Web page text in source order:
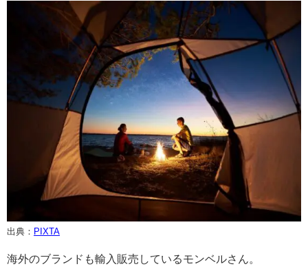
出典： PIXTA
海外のブランドも輸入販売しているモンベルさん。